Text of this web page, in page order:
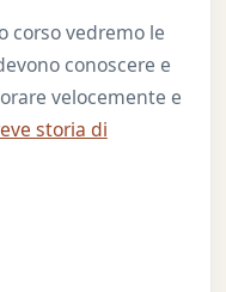
corso vedremo le
conoscere e
velocemente e
storia di